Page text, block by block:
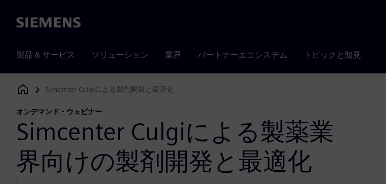
Siemens
製品 & サービス ソリューション 業界 パートナーエコシステム トピックと知見
Siemens Digital Industries Software
Simcenter Culgiによる製剤開発と最適化
オンデマンド・ウェビナー
Simcenter Culgiによる製薬業
界向けの製剤開発と最適化